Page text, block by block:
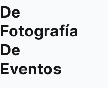
De
Fotografía
De
Eventos